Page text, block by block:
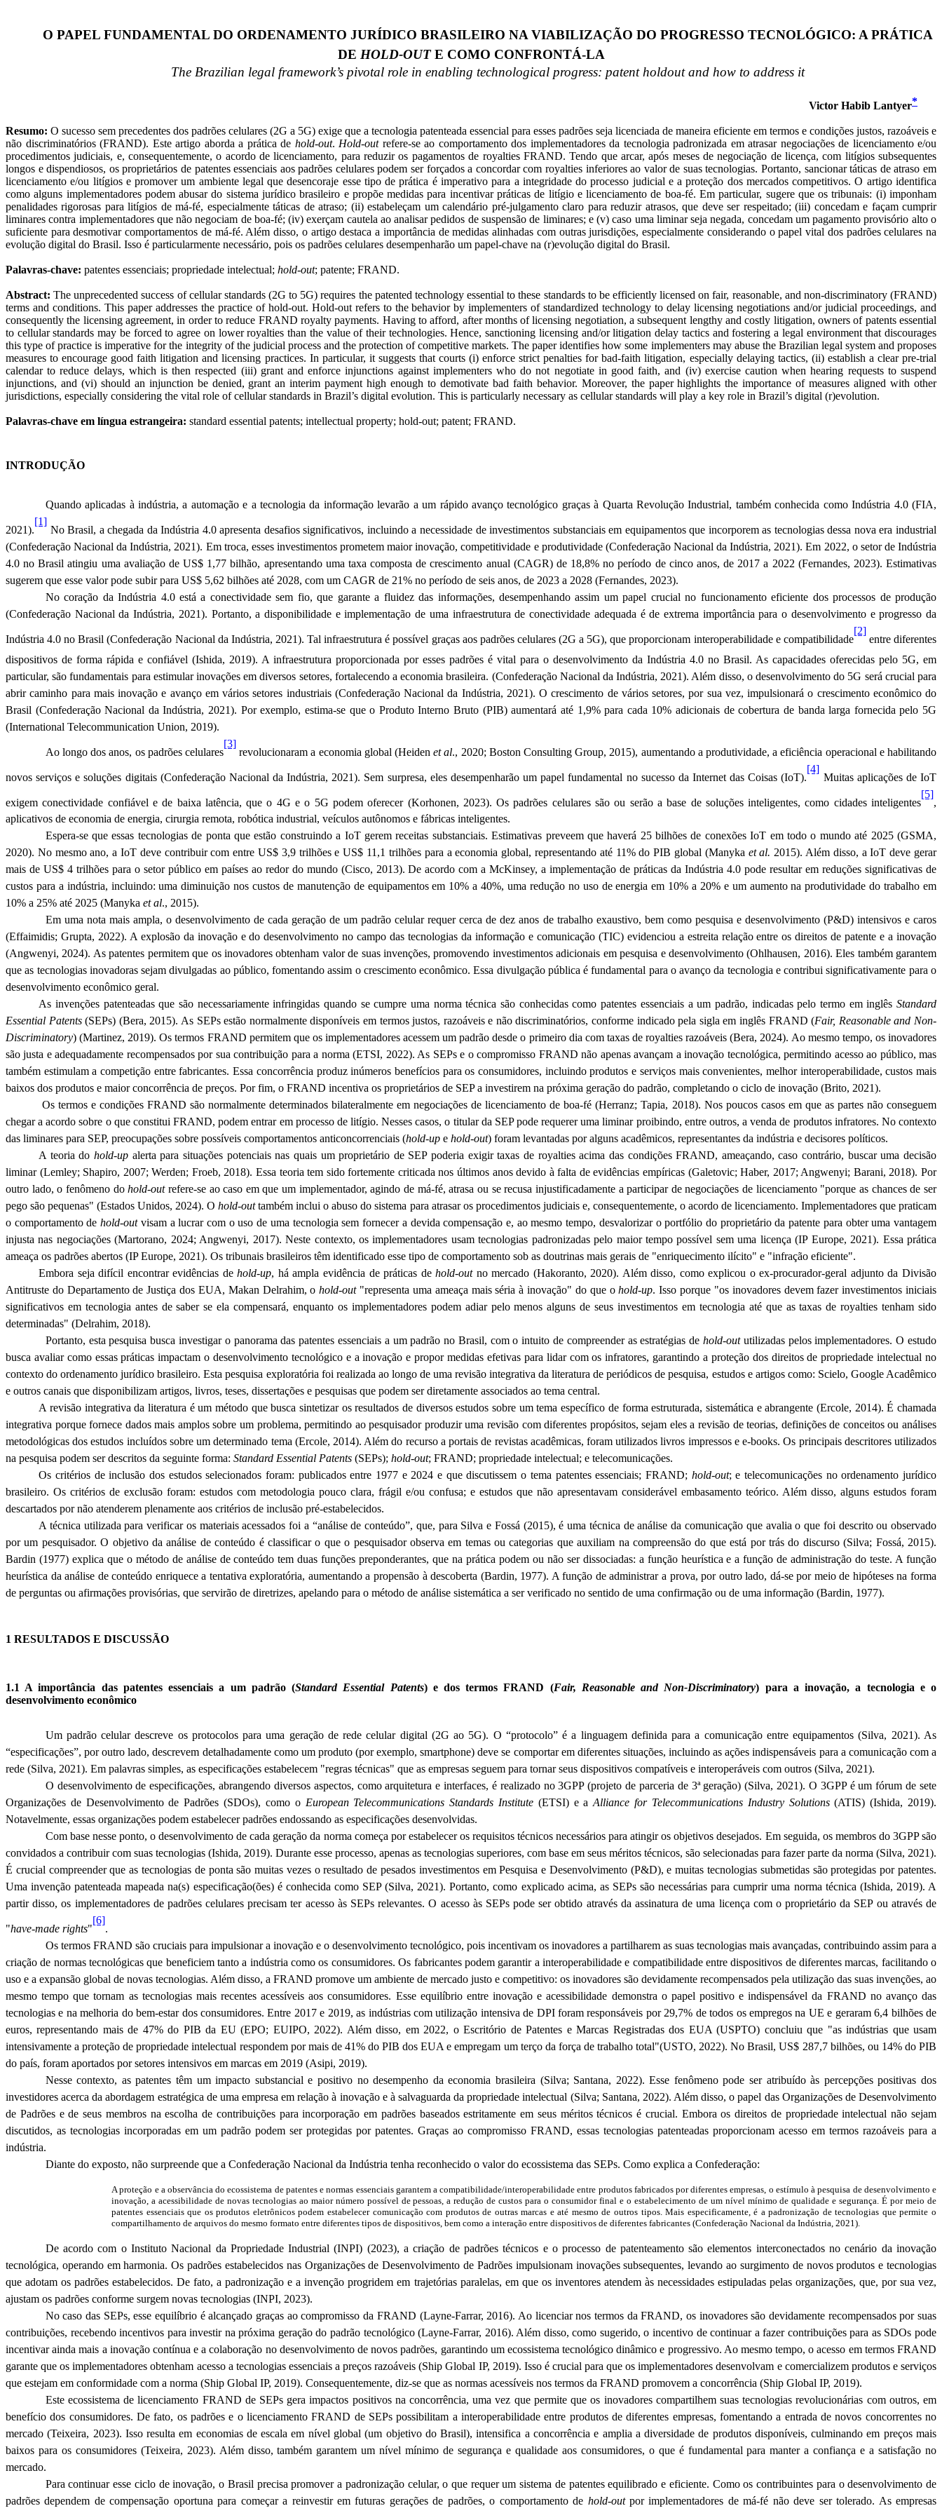
O PAPEL FUNDAMENTAL DO ORDENAMENTO JURÍDICO BRASILEIRO NA VIABILIZAÇÃO DO PROGRESSO TECNOLÓGICO: A PRÁTICA
DE HOLD-OUTE COMO CONFRONTÁ-LA
The Brazilian legal framework’s pivotal role in enabling technological progress: patent holdout and how to address it
Victor Habib Lantyer*
Resumo: O sucesso sem precedentes dos padrões celulares (2G a 5G) exige que a tecnologia patenteada essencial para esses padrões seja licenciada de maneira eficiente em termos e condições justos, razoáveis e
não discriminatórios (FRAND). Este artigo aborda a prática de hold-out. Hold-outrefere-se ao comportamento dos implementadores da tecnologia padronizada em atrasar negociações de licenciamento e/ou
procedimentos judiciais, e, consequentemente, o acordo de licenciamento, para reduzir os pagamentos de royalties FRAND. Tendo que arcar, após meses de negociação de licença, com litígios subsequentes
longos e dispendiosos, os proprietários de patentes essenciais aos padrões celulares podem ser forçados a concordar com royalties inferiores ao valor de suas tecnologias. Portanto, sancionar táticas de atraso em
licenciamento e/ou litígios e promover um ambiente legal que desencoraje esse tipo de prática é imperativo para a integridade do processo judicial e a proteção dos mercados competitivos. O artigo identifica
como alguns implementadores podem abusar do sistema jurídico brasileiro e propõe medidas para incentivar práticas de litígio e licenciamento de boa-fé. Em particular, sugere que os tribunais: (i) imponham
penalidades rigorosas para litígios de má-fé, especialmente táticas de atraso; (ii) estabeleçam um calendário pré-julgamento claro para reduzir atrasos, que deve ser respeitado; (iii) concedam e façam cumprir
liminares contra implementadores que não negociam de boa-fé; (iv) exerçam cautela ao analisar pedidos de suspensão de liminares; e (v) caso uma liminar seja negada, concedam um pagamento provisório alto o
suficiente para desmotivar comportamentos de má-fé. Além disso, o artigo destaca a importância de medidas alinhadas com outras jurisdições, especialmente considerando o papel vital dos padrões celulares na
evolução digital do Brasil. Isso é particularmente necessário, pois os padrões celulares desempenharão um papel-chave na (r)evolução digital do Brasil.
Palavras-chave: patentes essenciais; propriedade intelectual; hold-out; patente; FRAND.
Abstract:The unprecedented success of cellular standards (2G to 5G) requires the patented technology essential to these standards to be efficiently licensed on fair, reasonable, and non-discriminatory (FRAND)
terms and conditions. This paper addresses the practice of hold-out. Hold-out refers to the behavior by implementers of standardized technology to delay licensing negotiations and/or judicial proceedings, and
consequently the licensing agreement, in order to reduce FRAND royalty payments. Having to afford, after months of licensing negotiation, a subsequent lengthy and costly litigation, owners of patents essential
to cellular standards may be forced to agree on lower royalties than the value of their technologies. Hence, sanctioning licensing and/or litigation delay tactics and fostering a legal environment that discourages
this type of practice is imperative for the integrity of the judicial process and the protection of competitive markets. The paper identifies how some implementers may abuse the Brazilian legal system and proposes
measures to encourage good faith litigation and licensing practices. In particular, it suggests that courts (i) enforce strict penalties for bad-faith litigation, especially delaying tactics, (ii) establish a clear pre-trial
calendar to reduce delays, which is then respected (iii) grant and enforce injunctions against implementers who do not negotiate in good faith, and (iv) exercise caution when hearing requests to suspend
injunctions, and (vi) should an injunction be denied, grant an interim payment high enough to demotivate bad faith behavior. Moreover, the paper highlights the importance of measures aligned with other
jurisdictions, especially considering the vital role of cellular standards in Brazil’s digital evolution. This is particularly necessary as cellular standards will play a key role in Brazil’s digital (r)evolution.
Palavras-chave em língua estrangeira: standard essential patents; intellectual property; hold-out; patent; FRAND.
INTRODUÇÃO
Quando aplicadas à indústria, a automação e a tecnologia da informação levarão a um rápido avanço tecnológico graças à Quarta Revolução Industrial, também conhecida como Indústria 4.0 (FIA,
2021).
[1]
No Brasil, a chegada da Indústria 4.0 apresenta desafios significativos, incluindo a necessidade de investimentos substanciais em equipamentos que incorporem as tecnologias dessa nova era industrial
(Confederação Nacional da Indústria, 2021). Em troca, esses investimentos prometem maior inovação, competitividade e produtividade (Confederação Nacional da Indústria, 2021). Em 2022, o setor de Indústria
4.0 no Brasil atingiu uma avaliação de US$ 1,77 bilhão, apresentando uma taxa composta de crescimento anual (CAGR) de 18,8% no período de cinco anos, de 2017 a 2022 (Fernandes, 2023). Estimativas
sugerem que esse valor pode subir para US$ 5,62 bilhões até 2028, com um CAGR de 21% no período de seis anos, de 2023 a 2028 (Fernandes, 2023).
No coração da Indústria 4.0 está a conectividade sem fio, que garante a fluidez das informações, desempenhando assim um papel crucial no funcionamento eficiente dos processos de produção
(Confederação Nacional da Indústria, 2021). Portanto, a disponibilidade e implementação de uma infraestrutura de conectividade adequada é de extrema importância para o desenvolvimento e progresso da
Indústria 4.0 no Brasil (Confederação Nacional da Indústria, 2021). Tal infraestrutura é possível graças aos padrões celulares (2G a 5G), que proporcionam interoperabilidade e compatibilidade
[2]
entre diferentes
dispositivos de forma rápida e confiável (Ishida, 2019). A infraestrutura proporcionada por esses padrões é vital para o desenvolvimento da Indústria 4.0 no Brasil. As capacidades oferecidas pelo 5G, em
particular, são fundamentais para estimular inovações em diversos setores, fortalecendo a economia brasileira. (Confederação Nacional da Indústria, 2021). Além disso, o desenvolvimento do 5G será crucial para
abrir caminho para mais inovação e avanço em vários setores industriais (Confederação Nacional da Indústria, 2021). O crescimento de vários setores, por sua vez, impulsionará o crescimento econômico do
Brasil (Confederação Nacional da Indústria, 2021). Por exemplo, estima-se que o Produto Interno Bruto (PIB) aumentará até 1,9% para cada 10% adicionais de cobertura de banda larga fornecida pelo 5G
(International Telecommunication Union, 2019).
Ao longo dos anos, os padrões celulares
[3]
revolucionaram a economia global (Heiden et al., 2020; Boston ConsultingGroup, 2015), aumentando a produtividade, a eficiência operacional e habilitando
novos serviços e soluções digitais (Confederação Nacional da Indústria, 2021). Sem surpresa, eles desempenharão um papel fundamental no sucesso da Internet das Coisas (IoT).
[4]
Muitas aplicações deIoT
exigem conectividade confiável e de baixa latência, que o 4G e o 5G podem oferecer (Korhonen, 2023). Os padrões celulares são ou serão a base de soluções inteligentes, como cidades inteligentes
[5]
,
aplicativos de economia de energia, cirurgia remota, robótica industrial, veículos autônomos e fábricas inteligentes.
Espera-se que essas tecnologias de ponta que estão construindo a IoTgerem receitas substanciais. Estimativas preveem que haverá 25 bilhões de conexõesIoT em todo o mundo até 2025 (GSMA,
2020). No mesmo ano, aIoT deve contribuir com entre US$ 3,9 trilhões e US$ 11,1 trilhões para a economia global, representando até 11% do PIB global (Manyka et al. 2015). Além disso, aIoT deve gerar
mais de US$ 4 trilhões para o setor público em países ao redor do mundo (Cisco, 2013). De acordo com aMcKinsey, a implementação de práticas da Indústria 4.0 pode resultar em reduções significativas de
custos para a indústria, incluindo: uma diminuição nos custos de manutenção de equipamentos em 10% a 40%, uma redução no uso de energia em 10% a 20% e um aumento na produtividade do trabalho em
10% a 25% até 2025 (Manyka et al., 2015).
Em uma nota mais ampla, o desenvolvimento de cada geração de um padrão celular requer cerca de dez anos de trabalho exaustivo, bem como pesquisa e desenvolvimento (P&D) intensivos e caros
(Effaimidis; Grupta, 2022). A explosão da inovação e do desenvolvimento no campo das tecnologias da informação e comunicação (TIC) evidenciou a estreita relação entre os direitos de patente e a inovação
(Angwenyi, 2024). As patentes permitem que os inovadores obtenham valor de suas invenções, promovendo investimentos adicionais em pesquisa e desenvolvimento (Ohlhausen, 2016). Eles também garantem
que as tecnologias inovadoras sejam divulgadas ao público, fomentando assim o crescimento econômico. Essa divulgação pública é fundamental para o avanço da tecnologia e contribui significativamente para o
desenvolvimento econômico geral.
As invenções patenteadas que são necessariamente infringidas quando se cumpre uma norma técnica são conhecidas como patentes essenciais a um padrão, indicadas pelo termo em inglês Standard
Essential Patents(SEPs) (Bera, 2015). As SEPsestão normalmente disponíveis em termos justos, razoáveis e não discriminatórios, conforme indicado pela sigla em inglês FRAND (Fair, Reasonable and Non-
Discriminatory) (Martinez, 2019). Os termos FRAND permitem que os implementadores acessem um padrão desde o primeiro dia com taxas de royalties razoáveis (Bera, 2024). Ao mesmo tempo, os inovadores
são justa e adequadamente recompensados por sua contribuição para a norma (ETSI, 2022). As SEPse o compromisso FRAND não apenas avançam a inovação tecnológica, permitindo acesso ao público, mas
também estimulam a competição entre fabricantes. Essa concorrência produz inúmeros benefícios para os consumidores, incluindo produtos e serviços mais convenientes, melhor interoperabilidade, custos mais
baixos dos produtos e maior concorrência de preços. Por fim, o FRAND incentiva os proprietários de SEP a investirem na próxima geração do padrão, completando o ciclo de inovação (Brito, 2021).
Os termos e condições FRAND são normalmente determinados bilateralmente em negociações de licenciamento de boa-fé (Herranz;Tapia, 2018). Nos poucos casos em que as partes não conseguem
chegar a acordo sobre o que constitui FRAND, podem entrar em processo de litígio. Nesses casos, o titular da SEP pode requerer uma liminar proibindo, entre outros, a venda de produtos infratores. No contexto
das liminares para SEP, preocupações sobre possíveis comportamentos anticoncorrenciais (hold-up e hold-out) foram levantadas por alguns acadêmicos, representantes da indústria e decisores políticos.
A teoria dohold-up alerta para situações potenciais nas quais um proprietário de SEP poderia exigir taxas de royalties acima das condições FRAND, ameaçando, caso contrário, buscar uma decisão
liminar (Lemley; Shapiro, 2007;Werden; Froeb, 2018). Essa teoria tem sido fortemente criticada nos últimos anos devido à falta de evidências empíricas (Galetovic; Haber, 2017;Angwenyi; Barani, 2018). Por
outro lado, o fenômeno dohold-outrefere-se ao caso em que um implementador, agindo de má-fé, atrasa ou se recusa injustificadamente a participar de negociações de licenciamento "porque as chances de ser
pego são pequenas" (Estados Unidos, 2024). Ohold-outtambém inclui o abuso do sistema para atrasar os procedimentos judiciais e, consequentemente, o acordo de licenciamento. Implementadores que praticam
o comportamento dehold-outvisam a lucrar com o uso de uma tecnologia sem fornecer a devida compensação e, ao mesmo tempo, desvalorizar o portfólio do proprietário da patente para obter uma vantagem
injusta nas negociações (Martorano, 2024;Angwenyi, 2017). Neste contexto, os implementadores usam tecnologias padronizadas pelo maior tempo possível sem uma licença (IP Europe, 2021). Essa prática
ameaça os padrões abertos (IPEurope, 2021). Os tribunais brasileiros têm identificado esse tipo de comportamento sob as doutrinas mais gerais de "enriquecimento ilícito" e "infração eficiente".
Embora seja difícil encontrar evidências dehold-up, há ampla evidência de práticas dehold-outno mercado (Hakoranto, 2020). Além disso, como explicou o ex-procurador-geral adjunto da Divisão
Antitruste do Departamento de Justiça dos EUA, Makan Delrahim, ohold-out"representa uma ameaça mais séria à inovação" do que ohold-up. Isso porque "os inovadores devem fazer investimentos iniciais
significativos em tecnologia antes de saber se ela compensará, enquanto os implementadores podem adiar pelo menos alguns de seus investimentos em tecnologia até que as taxas de royalties tenham sido
determinadas" (Delrahim, 2018).
Portanto, esta pesquisa busca investigar o panorama das patentes essenciais a um padrão no Brasil, com o intuito de compreender as estratégias dehold-oututilizadas pelos implementadores. O estudo
busca avaliar como essas práticas impactam o desenvolvimento tecnológico e a inovação e propor medidas efetivas para lidar com os infratores, garantindo a proteção dos direitos de propriedade intelectual no
contexto do ordenamento jurídico brasileiro. Esta pesquisa exploratória foi realizada ao longo de uma revisão integrativa da literatura de periódicos de pesquisa, estudos e artigos como: Scielo, Google Acadêmico
e outros canais que disponibilizam artigos, livros, teses, dissertações e pesquisas que podem ser diretamente associados ao tema central.
A revisão integrativa da literatura é um método que busca sintetizar os resultados de diversos estudos sobre um tema específico de forma estruturada, sistemática e abrangente (Ercole, 2014). É chamada
integrativa porque fornece dados mais amplos sobre um problema, permitindo ao pesquisador produzir uma revisão com diferentes propósitos, sejam eles a revisão de teorias, definições de conceitos ou análises
metodológicas dos estudos incluídos sobre um determinado tema (Ercole, 2014). Além do recurso a portais de revistas acadêmicas, foram utilizados livros impressos e e-books. Os principais descritores utilizados
na pesquisa podem ser descritos da seguinte forma: Standard Essential Patents (SEPs); hold-out; FRAND; propriedade intelectual; e telecomunicações.
Os critérios de inclusão dos estudos selecionados foram: publicados entre 1977 e 2024 e que discutissem o tema patentes essenciais; FRAND; hold-out; e telecomunicações no ordenamento jurídico
brasileiro. Os critérios de exclusão foram: estudos com metodologia pouco clara, frágil e/ou confusa; e estudos que não apresentavam considerável embasamento teórico. Além disso, alguns estudos foram
descartados por não atenderem plenamente aos critérios de inclusão pré-estabelecidos.
A técnica utilizada para verificar os materiais acessados foi a “análise de conteúdo”, que, para Silva e Fossá(2015), é uma técnica de análise da comunicação que avalia o que foi descrito ou observado
por um pesquisador. O objetivo da análise de conteúdo é classificar o que o pesquisador observa em temas ou categorias que auxiliam na compreensão do que está por trás do discurso (Silva; Fossá, 2015).
Bardin (1977) explica que o método de análise de conteúdo tem duas funções preponderantes, que na prática podem ou não ser dissociadas: a função heurística e a função de administração do teste. A função
heurística da análise de conteúdo enriquece a tentativa exploratória, aumentando a propensão à descoberta (Bardin, 1977). A função de administrar a prova, por outro lado, dá-se por meio de hipóteses na forma
de perguntas ou afirmações provisórias, que servirão de diretrizes, apelando para o método de análise sistemática a ser verificado no sentido de uma confirmação ou de uma informação (Bardin, 1977).
1 RESULTADOS E DISCUSSÃO
1.1 A importância das patentes essenciais a um padrão (Standard Essential Patents) e dos termos FRAND (Fair, Reasonable andNon-Discriminatory) para a inovação, a tecnologia e o
desenvolvimento econômico
Um padrão celular descreve os protocolos para uma geração de rede celular digital (2G ao 5G). O “protocolo” é a linguagem definida para a comunicação entre equipamentos (Silva, 2021). As
“especificações”, por outro lado, descrevem detalhadamente como um produto (por exemplo, smartphone) deve se comportar em diferentes situações, incluindo as ações indispensáveis para a comunicação com a
rede (Silva, 2021). Em palavras simples, as especificações estabelecem "regras técnicas" que as empresas seguem para tornar seus dispositivos compatíveis e interoperáveis com outros (Silva, 2021).
O desenvolvimento de especificações, abrangendo diversos aspectos, como arquitetura e interfaces, é realizado no 3GPP (projeto de parceria de 3ª geração) (Silva, 2021). O 3GPP é um fórum de sete
Organizações de Desenvolvimento de Padrões (SDOs), como o European Telecommunications Standards Institute (ETSI) e aAlliance for Telecommunications Industry Solutions(ATIS) (Ishida, 2019).
Notavelmente, essas organizações podem estabelecer padrões endossando as especificações desenvolvidas.
Com base nesse ponto, o desenvolvimento de cada geração da norma começa por estabelecer os requisitos técnicos necessários para atingir os objetivos desejados. Em seguida, os membros do 3GPP são
convidados a contribuir com suas tecnologias (Ishida, 2019). Durante esse processo, apenas as tecnologias superiores, com base em seus méritos técnicos, são selecionadas para fazer parte da norma (Silva, 2021).
É crucial compreender que as tecnologias de ponta são muitas vezes o resultado de pesados investimentos em Pesquisa e Desenvolvimento (P&D), e muitas tecnologias submetidas são protegidas por patentes.
Uma invenção patenteada mapeada na(s) especificação(ões) é conhecida como SEP (Silva, 2021). Portanto, como explicado acima, as SEPssão necessárias para cumprir uma norma técnica (Ishida, 2019). A
partir disso, os implementadores de padrões celulares precisam ter acesso às SEPs relevantes. O acesso às SEPspode ser obtido através da assinatura de uma licença com o proprietário da SEP ou através de
"have-made rights"
[6]
.
Os termos FRAND são cruciais para impulsionar a inovação e o desenvolvimento tecnológico, pois incentivam os inovadores a partilharem as suas tecnologias mais avançadas, contribuindo assim para a
criação de normas tecnológicas que beneficiem tanto a indústria como os consumidores. Os fabricantes podem garantir a interoperabilidade e compatibilidade entre dispositivos de diferentes marcas, facilitando o
uso e a expansão global de novas tecnologias. Além disso, a FRAND promove um ambiente de mercado justo e competitivo: os inovadores são devidamente recompensados pela utilização das suas invenções, ao
mesmo tempo que tornam as tecnologias mais recentes acessíveis aos consumidores. Esse equilíbrio entre inovação e acessibilidade demonstra o papel positivo e indispensável da FRAND no avanço das
tecnologias e na melhoria do bem-estar dos consumidores. Entre 2017 e 2019, as indústrias com utilização intensiva de DPI foram responsáveis por 29,7% de todos os empregos na UE e geraram 6,4 bilhões de
euros, representando mais de 47% do PIB da EU (EPO; EUIPO, 2022). Além disso, em 2022, o Escritório de Patentes e Marcas Registradas dos EUA (USPTO) concluiu que "as indústrias que usam
intensivamente a proteção de propriedade intelectual respondem por mais de 41% do PIB dos EUA e empregam um terço da força de trabalho total"(USTO, 2022). No Brasil, US$ 287,7 bilhões, ou 14% do PIB
do país, foram aportados por setores intensivos em marcas em 2019 (Asipi, 2019).
Nesse contexto, as patentes têm um impacto substancial e positivo no desempenho da economia brasileira (Silva; Santana, 2022). Esse fenômeno pode ser atribuído às percepções positivas dos
investidores acerca da abordagem estratégica de uma empresa em relação à inovação e à salvaguarda da propriedade intelectual (Silva; Santana, 2022). Além disso, o papel das Organizações de Desenvolvimento
de Padrões e de seus membros na escolha de contribuições para incorporação em padrões baseados estritamente em seus méritos técnicos é crucial. Embora os direitos de propriedade intelectual não sejam
discutidos, as tecnologias incorporadas em um padrão podem ser protegidas por patentes. Graças ao compromisso FRAND, essas tecnologias patenteadas proporcionam acesso em termos razoáveis para a
indústria.
Diante do exposto, não surpreende que a Confederação Nacional da Indústria tenha reconhecido o valor do ecossistema das SEPs. Como explica a Confederação:
A proteção e a observância do ecossistema de patentes e normas essenciais garantem a compatibilidade/interoperabilidade entre produtos fabricados por diferentes empresas, o estímulo à pesquisa de desenvolvimento e
inovação, a acessibilidade de novas tecnologias ao maior número possível de pessoas, a redução de custos para o consumidor final e o estabelecimento de um nível mínimo de qualidade e segurança. É por meio de
patentes essenciais que os produtos eletrônicos podem estabelecer comunicação com produtos de outras marcas e até mesmo de outros tipos. Mais especificamente, é a padronização de tecnologias que permite o
compartilhamento de arquivos do mesmo formato entre diferentes tipos de dispositivos, bem como a interação entre dispositivos de diferentes fabricantes (Confederação Nacional da Indústria, 2021).
De acordo com o Instituto Nacional da Propriedade Industrial (INPI) (2023), a criação de padrões técnicos e o processo de patenteamento são elementos interconectados no cenário da inovação
tecnológica, operando em harmonia. Os padrões estabelecidos nas Organizações de Desenvolvimento de Padrões impulsionam inovações subsequentes, levando ao surgimento de novos produtos e tecnologias
que adotam os padrões estabelecidos.De fato, a padronização e a invenção progridem em trajetórias paralelas, em que os inventores atendem às necessidades estipuladas pelas organizações, que, por sua vez,
ajustam os padrões conforme surgem novas tecnologias (INPI, 2023).
No caso das SEPs, esse equilíbrio é alcançado graças ao compromisso da FRAND (Layne-Farrar, 2016). Ao licenciar nos termos da FRAND, os inovadores são devidamente recompensados por suas
contribuições, recebendo incentivos para investir na próxima geração do padrão tecnológico (Layne-Farrar, 2016). Além disso, como sugerido, o incentivo de continuar a fazer contribuições para as SDOs pode
incentivar ainda mais a inovação contínua e a colaboração no desenvolvimento de novos padrões, garantindo um ecossistema tecnológico dinâmico e progressivo. Ao mesmo tempo, o acesso em termos FRAND
garante que os implementadores obtenham acesso a tecnologias essenciais a preços razoáveis (Ship Global IP, 2019). Isso é crucial para que os implementadores desenvolvam e comercializem produtos e serviços
que estejam em conformidade com a norma (Ship Global IP, 2019). Consequentemente, diz-se que as normas acessíveis nos termos da FRAND promovem a concorrência (Ship Global IP, 2019).
Este ecossistema de licenciamento FRAND de SEPs gera impactos positivos na concorrência, uma vez que permite que os inovadores compartilhem suas tecnologias revolucionárias com outros, em
benefício dos consumidores. De fato, os padrões e o licenciamento FRAND de SEPs possibilitam a interoperabilidade entre produtos de diferentes empresas, fomentando a entrada de novos concorrentes no
mercado (Teixeira, 2023). Isso resulta em economias de escala em nível global (um objetivo do Brasil), intensifica a concorrência e amplia a diversidade de produtos disponíveis, culminando em preços mais
baixos para os consumidores (Teixeira, 2023). Além disso, também garantem um nível mínimo de segurança e qualidade aos consumidores, o que é fundamental para manter a confiança e a satisfação no
mercado.
Para continuar esse ciclo de inovação, o Brasil precisa promover a padronização celular, o que requer um sistema de patentes equilibrado e eficiente. Como os contribuintes para o desenvolvimento de
padrões dependem de compensação oportuna para começar a reinvestir em futuras gerações de padrões, o comportamento de hold-outpor implementadores de má-fé não deve ser tolerado. As empresas